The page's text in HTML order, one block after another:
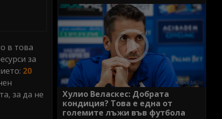
в това
за
20
за да не
Хулио Веласкес: Добрата
кондиция? Това е една от
големите лъжи във футбола